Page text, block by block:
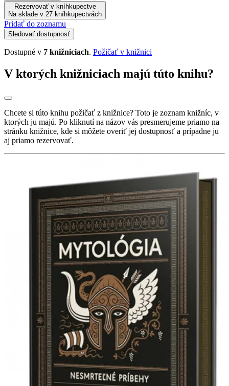
Rezervovať v kníhkupectve
Na sklade v 27 kníhkupectvách
Pridať do zoznamu
Sledovať dostupnosť
Dostupné v 7 knižniciach. Požičať v knižnici
V ktorých knižniciach majú túto knihu?
Chcete si túto knihu požičať z knižnice? Toto je zoznam knižníc, v
ktorých ju majú. Po kliknutí na názov vás presmerujeme priamo na
stránku knižnice, kde si môžete overiť jej dostupnosť a prípadne ju
aj priamo rezervovať.